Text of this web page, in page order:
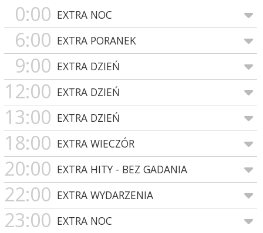
0:00 EXTRA NOC
6:00 EXTRA PORANEK
9:00 EXTRA DZIEŃ
12:00 EXTRA DZIEŃ
13:00 EXTRA DZIEŃ
18:00 EXTRA WIECZÓR
20:00 EXTRA HITY - BEZ GADANIA
22:00 EXTRA WYDARZENIA
23:00 EXTRA NOC